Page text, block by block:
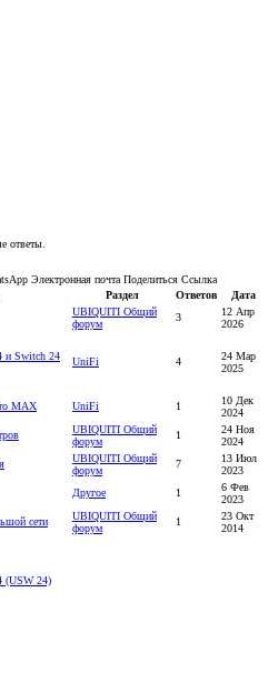
ответы.
Электронная почта Поделиться Ссылка
Раздел Ответов
Дата
UBIQUITI Общий
форум
3
12 Апр
2026
и Switch 24
UniFi 4
24 Мар
2025
MAX UniFi 1
10 Дек
2024
UBIQUITI Общий
форум
1
24 Ноя
2024
UBIQUITI Общий
форум
7
13 Июл
2023
Другое 1
6 Фев
2023
сети
UBIQUITI Общий
форум
1
23 Окт
2014
(USW 24)